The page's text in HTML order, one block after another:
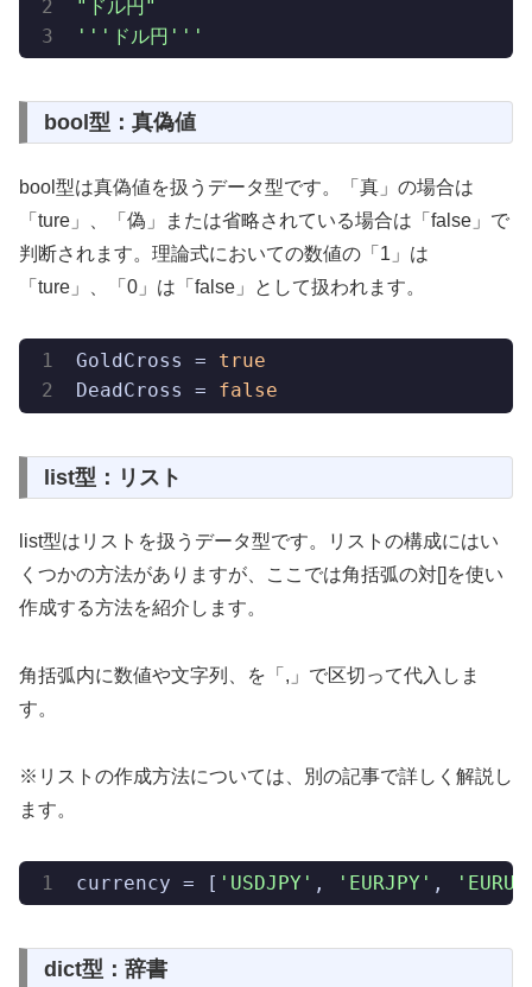
"ドル円"
'''ドル円'''
bool型：真偽値
bool型は真偽値を扱うデータ型です。「真」の場合は
「ture」、「偽」または省略されている場合は「false」で
判断されます。理論式においての数値の「1」は
「ture」、「0」は「false」として扱われます。
GoldCross = true
DeadCross
= false
list型：リスト
list型はリストを扱うデータ型です。リストの構成にはい
くつかの方法がありますが、ここでは角括弧の対[]を使い
作成する方法を紹介します。
角括弧内に数値や文字列、を「,」で区切って代入しま
す。
※リストの作成方法については、別の記事で詳しく解説し
ます。
currency = [ 'USDJPY' , 'EURJPY' ,
dict型：辞書